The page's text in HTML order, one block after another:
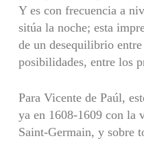
Y es con frecuencia a
sitúa la noche; esta
de un desequilibrio
posibilidades, entre los
Para Vicente de Paúl,
ya en 1608-1609 con la
Saint-Germain, y sobre